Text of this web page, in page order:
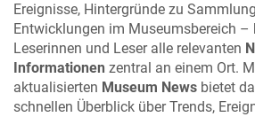
Ereignisse, Hintergründe zu
Entwicklungen im Museumsbereich –
Leserinnen und Leser alle relevanten
Informationen zentral an einem Ort.
aktualisierten Museum News bietet
schnellen Überblick über Trends,